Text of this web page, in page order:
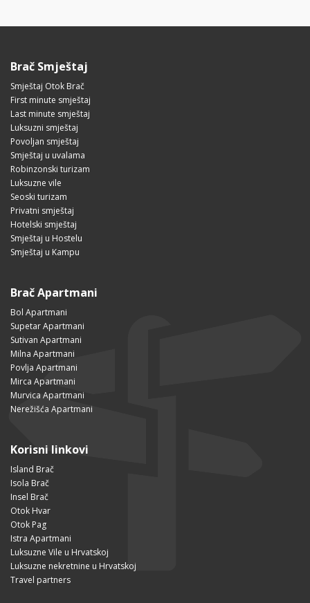
Brač Smještaj
Smještaj Otok Brač
First minute smještaj
Last minute smještaj
Luksuzni smještaj
Povoljan smještaj
Smještaj u uvalama
Robinzonski turizam
Luksuzne vile
Seoski turizam
Privatni smještaj
Hotelski smještaj
Smještaj u Hostelu
Smještaj u Kampu
Brač Apartmani
Bol Apartmani
Supetar Apartmani
Sutivan Apartmani
Milna Apartmani
Povlja Apartmani
Mirca Apartmani
Murvica Apartmani
Nerežišća Apartmani
Korisni linkovi
Island Brač
Isola Brač
Insel Brač
Otok Hvar
Otok Pag
Istra Apartmani
Luksuzne Vile u Hrvatskoj
Luksuzne nekretnine u Hrvatskoj
Travel partners